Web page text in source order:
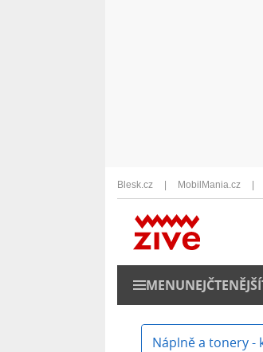
Blesk.cz MobilMania.cz
MENUNEJČTENĚJŠÍ
Náplně a tonery -